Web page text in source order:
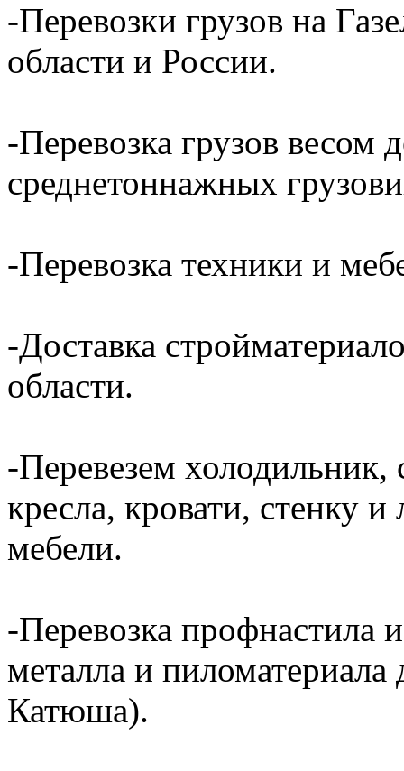
-Перевозки грузов на
области и России.
-Перевозка грузов весом
среднетоннажных
-Перевозка техники и
-Доставка
области.
-Перевезем
кресла, кровати, стенку
мебели.
-Перевозка профнастила
металла и
Катюша).